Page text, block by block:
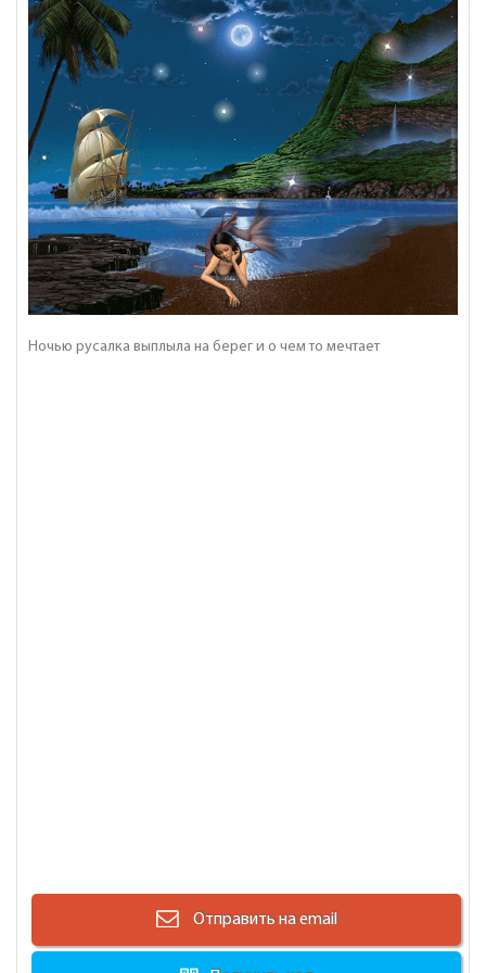
Ночью русалка выплыла на берег и о чем то мечтает
Отправить на email